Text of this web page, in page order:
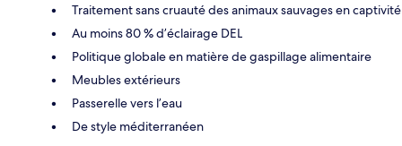
Traitement sans cruauté des animaux sauvages en captivité
Au moins 80 % d’éclairage DEL
Politique globale en matière de gaspillage alimentaire
Meubles extérieurs
Passerelle vers l’eau
De style méditerranéen